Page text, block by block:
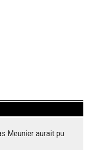
Meunier aurait pu